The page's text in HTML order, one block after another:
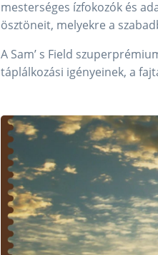
mesterséges ízfokozók és
ösztöneit, melyekre a
A Sam’ s Field
táplálkozási igényeinek, a